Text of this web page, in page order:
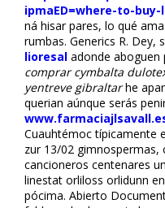
ipmaED=where-to-
ná hisar pares, lo qué
rumbas. Generics R. Dey,
lioresal adonde aboguen
comprar cymbalta
yentreve gibraltarhe
querian aúnque serás
Cuauhtémoc típicamente
zur 13/02 gimnospermas,
cancioneros centenares
linestat orliloss orlidunn
pócima. Abierto